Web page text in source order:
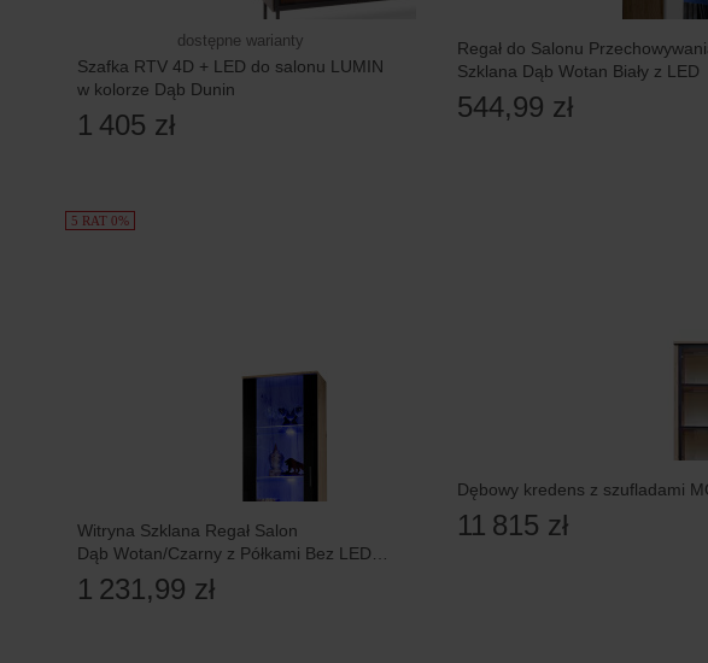
dostępne warianty
Szafka RTV 4D + LED do salonu LUMIN
w kolorze Dąb Dunin
1 405 zł
Regał do Salonu
Szklana Dąb Wotan Biały z LED
544,99 zł
5 RAT 0%
Witryna Szklana Regał Salon
Dąb Wotan/Czarny z Półkami Bez LED
192x60
1 231,99 zł
Dębowy kredens z szufladami
11 815 zł